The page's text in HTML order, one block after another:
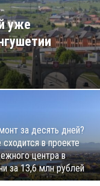
уже
за десять дней?
сходится в проекте
центра в
за 13,6 млн рублей